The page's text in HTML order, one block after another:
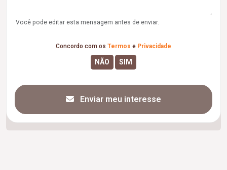
Você pode editar esta mensagem antes de enviar.
Concordo com os Termos e Privacidade
Enviar meu interesse